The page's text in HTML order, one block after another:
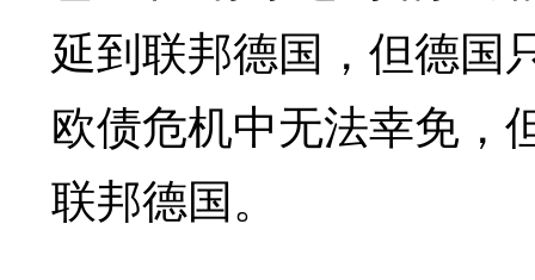
延到联邦德国，但德国
欧债危机中无法幸免，
联邦德国。